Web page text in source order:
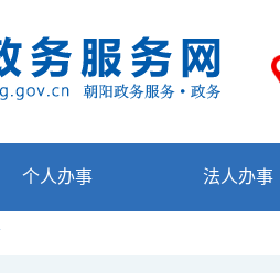
个人办事 法人办事